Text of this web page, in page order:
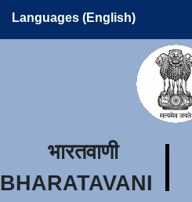
Languages (English)
भारतवाणी
BHARATAVANI